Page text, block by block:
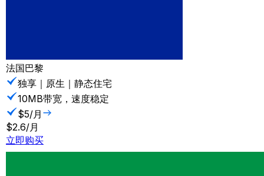
法国巴黎
独享｜原生｜静态住宅
10MB带宽，速度稳定
$5/月
$2.6/月
立即购买